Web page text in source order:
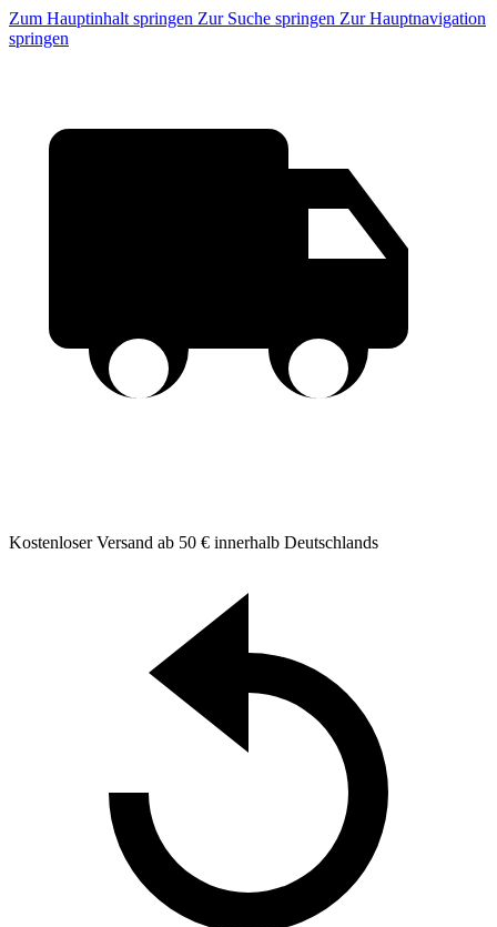
Zum Hauptinhalt springen Zur Suche springen Zur Hauptnavigation
springen
Kostenloser Versand ab 50 € innerhalb Deutschlands